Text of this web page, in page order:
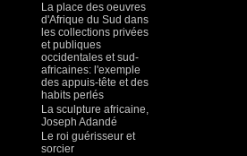
La place des oeuvres
d'Afrique du Sud dans
les collections privées
et publiques
occidentales et sud-
africaines: l'exemple
des appuis-tête et des
habits perlés
La sculpture africaine,
Joseph Adandé
Le roi guérisseur et
sorcier